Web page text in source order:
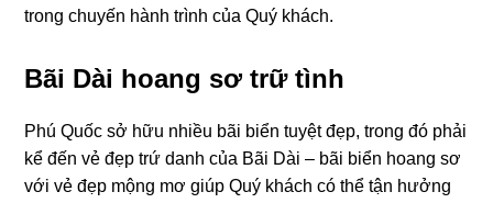
trong chuyến hành trình của Quý khách.
Bãi Dài hoang sơ trữ tình
Phú Quốc sở hữu nhiều bãi biển tuyệt đẹp, trong đó phải
kể đến vẻ đẹp trứ danh của Bãi Dài – bãi biển hoang sơ
với vẻ đẹp mộng mơ giúp Quý khách có thể tận hưởng